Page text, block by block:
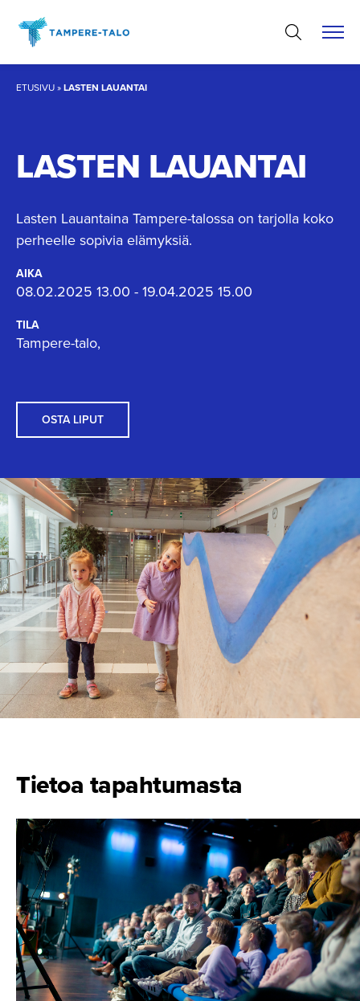
sisältöön
ETUSIVU»LASTEN LAUANTAI
LASTEN LAUANTAI
Lasten Lauantaina Tampere-talossa on tarjolla koko
perheelle sopivia elämyksiä.
AIKA
08.02.2025 13.00 - 19.04.2025 15.00
TILA
Tampere-talo,
OSTA LIPUT
Tietoa tapahtumasta